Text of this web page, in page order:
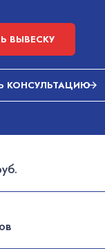
ВЫВЕСКУ
КОНСУЛЬТАЦИЮ